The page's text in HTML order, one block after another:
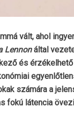
vált, ahol
Lennonáltal
és
számára a
fokú látencia